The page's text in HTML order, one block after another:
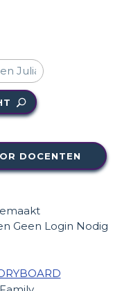
DOCENTEN
Geen Login Nodig